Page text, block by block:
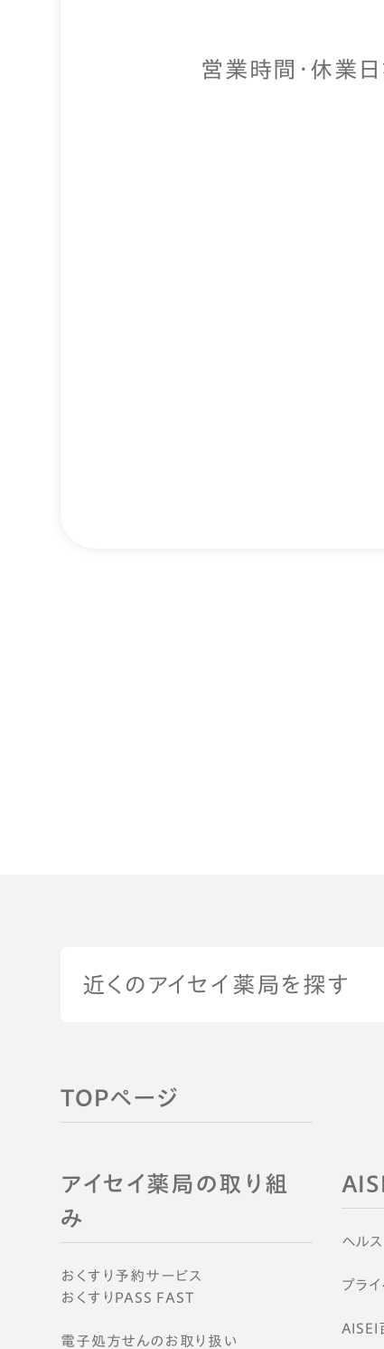
営業時間・休業
近くのアイセイ薬局を探す
TOPページ
アイセイ薬局の取り組
み
おくすり予約サービス
おくすりPASS FAST
電子処方せんのお取り扱い
ヘルス
プライ
AISEI